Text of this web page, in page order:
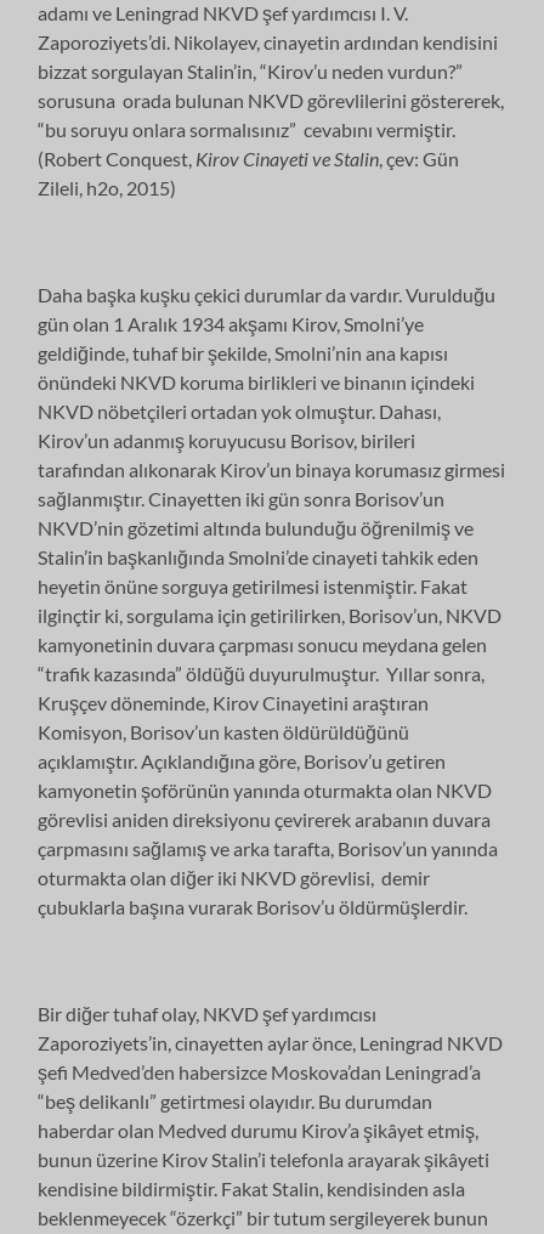
adamı ve Leningrad NKVD şef yardımcısı I. V.
Zaporoziyets’di. Nikolayev, cinayetin ardından kendisini
bizzat sorgulayan Stalin’in, “Kirov’u neden vurdun?”
sorusuna orada bulunan NKVD görevlilerini göstererek,
“bu soruyu onlara sormalısınız” cevabını vermiştir.
(Robert Conquest, Kirov Cinayeti ve Stalin, çev: Gün
Zileli, h2o, 2015)
Daha başka kuşku çekici durumlar da vardır. Vurulduğu
gün olan 1 Aralık 1934 akşamı Kirov, Smolni’ye
geldiğinde, tuhaf bir şekilde, Smolni’nin ana kapısı
önündeki NKVD koruma birlikleri ve binanın içindeki
NKVD nöbetçileri ortadan yok olmuştur. Dahası,
Kirov’un adanmış koruyucusu Borisov, birileri
tarafından alıkonarak Kirov’un binaya korumasız girmesi
sağlanmıştır. Cinayetten iki gün sonra Borisov’un
NKVD’nin gözetimi altında bulunduğu öğrenilmiş ve
Stalin’in başkanlığında Smolni’de cinayeti tahkik eden
heyetin önüne sorguya getirilmesi istenmiştir. Fakat
ilginçtir ki, sorgulama için getirilirken, Borisov’un, NKVD
kamyonetinin duvara çarpması sonucu meydana gelen
“trafik kazasında” öldüğü duyurulmuştur. Yıllar sonra,
Kruşçev döneminde, Kirov Cinayetini araştıran
Komisyon, Borisov’un kasten öldürüldüğünü
açıklamıştır. Açıklandığına göre, Borisov’u getiren
kamyonetin şoförünün yanında oturmakta olan NKVD
görevlisi aniden direksiyonu çevirerek arabanın duvara
çarpmasını sağlamış ve arka tarafta, Borisov’un yanında
oturmakta olan diğer iki NKVD görevlisi, demir
çubuklarla başına vurarak Borisov’u öldürmüşlerdir.
Bir diğer tuhaf olay, NKVD şef yardımcısı
Zaporoziyets’in, cinayetten aylar önce, Leningrad NKVD
şefi Medved’den habersizce Moskova’dan Leningrad’a
“beş delikanlı” getirtmesi olayıdır. Bu durumdan
haberdar olan Medved durumu Kirov’a şikâyet etmiş,
bunun üzerine Kirov Stalin’i telefonla arayarak şikâyeti
kendisine bildirmiştir. Fakat Stalin, kendisinden asla
beklenmeyecek “özerkçi” bir tutum sergileyerek bunun